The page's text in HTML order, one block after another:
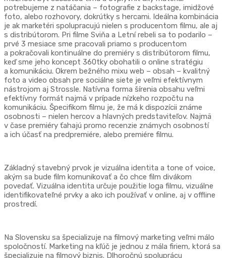
potrebujeme z natáčania – fotografie z backstage, imidžové
foto, alebo rozhovory, dokrútky s hercami. Ideálna kombinácia
je ak marketéri spolupracujú nielen s producentom filmu, ale aj
s distribútorom. Pri filme Sviňa a Letní rebeli sa to podarilo –
prvé 3 mesiace sme pracovali priamo s producentom
a pokračovali kontinuálne do premiéry s distribútorom filmu,
keď sme jeho koncept 360tky obohatili o online stratégiu
a komunikáciu. Okrem bežného mixu web – obsah – kvalitný
foto a video obsah pre sociálne siete je veľmi efektívnym
nástrojom aj Strossle. Natívna forma šírenia obsahu veľmi
efektívny formát najmä v prípade nízkeho rozpočtu na
komunikáciu. Špecifikom filmu je, že má k dispozícii známe
osobnosti – nielen hercov a hlavných predstaviteľov. Najmä
v čase premiéry ťahajú promo recenzie známych osobností
a ich účasť na predpremiére, alebo premiére filmu.
Základný stavebný prvok je vizuálna identita a tone of voice,
akým sa bude film komunikovať a čo chce film divákom
povedať. Vizuálna identita určuje použitie loga filmu, vizuálne
identifikovateľné prvky a ako ich používať v online, aj v offline
prostredí.
Na Slovensku sa špecializuje na filmový marketing veľmi málo
spoločností. Marketing na kľúč je jednou z mála firiem, ktorá sa
špecializuje na filmový biznis. Dlhoročnú spoluprácu